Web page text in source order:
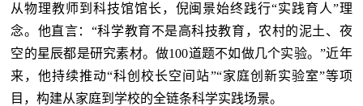
从物理教师到科技馆馆长，倪闽景始终践行“实践育人”理
念。他直言：“科学教育不是高科技教育，农村的泥土、夜
空的星辰都是研究素材。做100道题不如做几个实验。”近年
来，他持续推动“科创校长空间站”“家庭创新实验室”等项
目，构建从家庭到学校的全链条科学实践场景。